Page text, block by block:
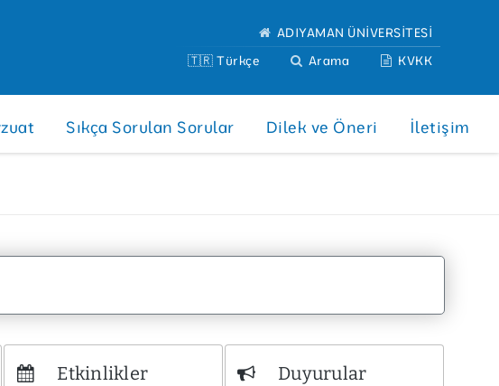
ADIYAMAN ÜNİVERSİTESİ
🇹🇷 Türkçe
Arama KVKK
Sıkça Sorulan Sorular Dilek ve Öneri İletişim
Etkinlikler Duyurular